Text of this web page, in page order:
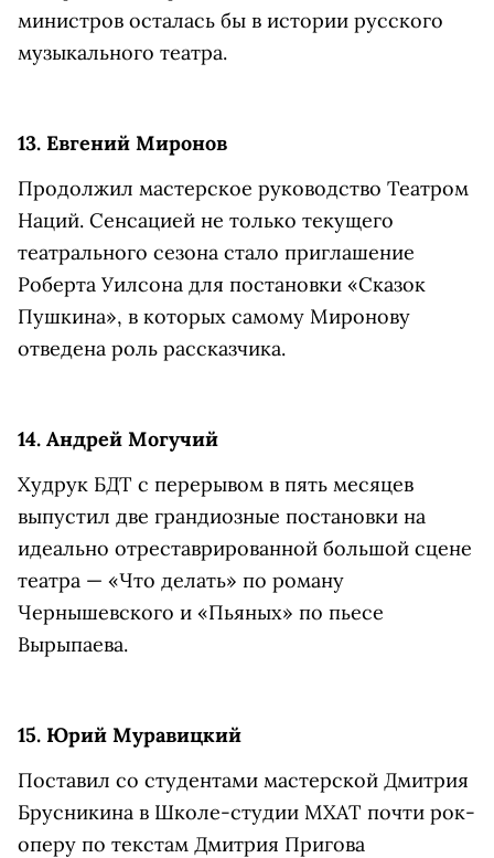
министров осталась бы в истории русского
музыкального театра.
13. Евгений Миронов
Продолжил мастерское руководство Театром
Наций. Сенсацией не только текущего
театрального сезона стало приглашение
Роберта Уилсона для постановки «Сказок
Пушкина», в которых самому Миронову
отведена роль рассказчика.
14. Андрей Могучий
Худрук БДТ с перерывом в пять месяцев
выпустил две грандиозные постановки на
идеально отреставрированной большой сцене
театра — «Что делать» по роману
Чернышевского и «Пьяных» по пьесе
Вырыпаева.
15. Юрий Муравицкий
Поставил со студентами мастерской Дмитрия
Брусникина в Школе-студии МХАТ почти рок-
оперу по текстам Дмитрия Пригова